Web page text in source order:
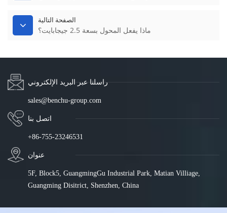
الصفحة التالية
ماذا يفعل المحول بسعة 2.5 جيجابايت؟
راسلنا عبر البريد الإلكتروني
sales@benchu-group.com
اتصل بنا
+86-755-23246531
عنوان
5F, Block5, GuangmingGu Industrial Park, Matian Villiage,
Guangming Disitrict, Shenzhen, China